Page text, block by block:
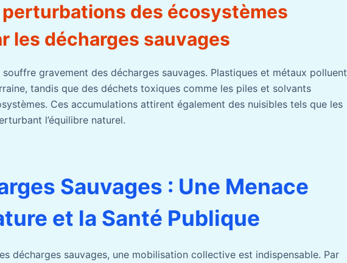
perturbations des écosystèmes
les décharges sauvages
souffre gravement des décharges sauvages. Plastiques et métaux polluent
tandis que des déchets toxiques comme les piles et solvants
Ces accumulations attirent également des nuisibles tels que les
l’équilibre naturel.
Sauvages : Une Menace
et la Santé Publique
décharges sauvages, une mobilisation collective est indispensable. Par